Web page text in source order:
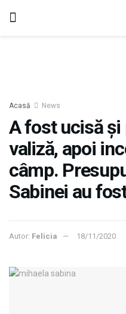
Acasă News
A fost ucisă
valiză, apoi
câmp.
Sabinei au
Autor: Felicia 18/11/2020